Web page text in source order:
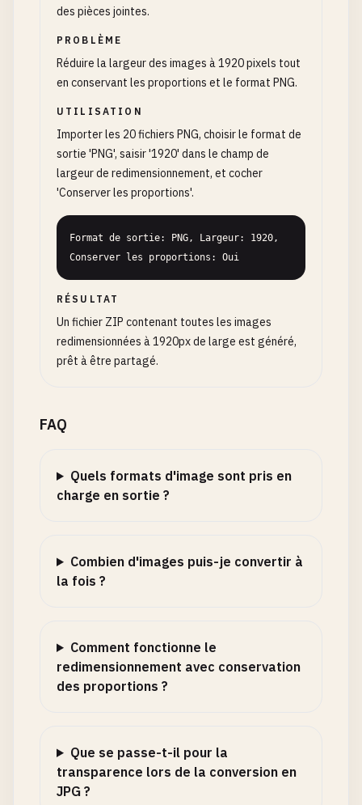
des pièces jointes.
PROBLÈME
Réduire la largeur des images à 1920 pixels tout
en conservant les proportions et le format PNG.
UTILISATION
Importer les 20 fichiers PNG, choisir le format de
sortie 'PNG', saisir '1920' dans le champ de
largeur de redimensionnement, et cocher
'Conserver les proportions'.
Format de sortie: PNG, Largeur: 1920,
Conserver les proportions: Oui
RÉSULTAT
Un fichier ZIP contenant toutes les images
redimensionnées à 1920px de large est généré,
prêt à être partagé.
FAQ
Quels formats d'image sont pris en
charge en sortie ?
Combien d'images puis-je convertir à
la fois ?
Comment fonctionne le
redimensionnement avec conservation
des proportions ?
Que se passe-t-il pour la
transparence lors de la conversion en
JPG ?